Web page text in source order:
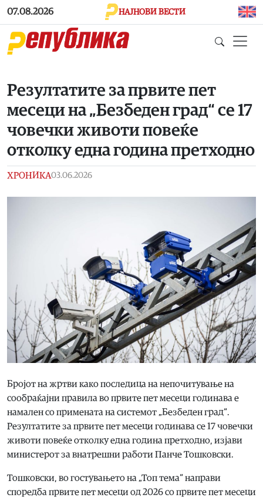
Skip to main content
07.08.2026 НАЈНОВИ ВЕСТИ
Резултатите за првите пет
месеци на „Безбеден град“ се 17
човечки животи повеќе
отколку една година претходно
ХРОНИКА03.06.2026
Бројот на жртви како последица на непочитување на
сообраќајни правила во првите пет месеци годинава е
намален со примената на системот „Безбеден град“.
Резултатите за првите пет месеци годинава се 17 човечки
животи повеќе отколку една година претходно, изјави
министерот за внатрешни работи Панче Тошковски.
Тошковски, во гостувањето на „Топ тема“ направи
споредба првите пет месеци од 2026 со првите пет месеци